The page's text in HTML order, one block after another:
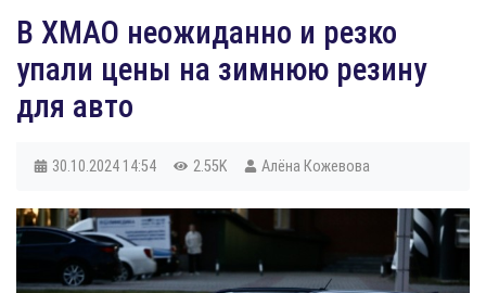
В ХМАО неожиданно и резко
упали цены на зимнюю резину
для авто
30.10.2024 14:54 2.55K Алёна Кожевова